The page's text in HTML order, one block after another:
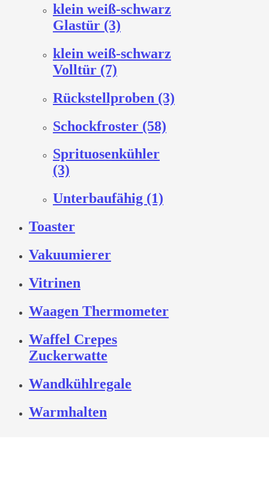
klein weiß-schwarz
Glastür (3)
klein weiß-schwarz
Volltür (7)
Rückstellproben (3)
Schockfroster (58)
Sprituosenkühler
(3)
Unterbaufähig (1)
Toaster
Vakuumierer
Vitrinen
Waagen Thermometer
Waffel Crepes
Zuckerwatte
Wandkühlregale
Warmhalten